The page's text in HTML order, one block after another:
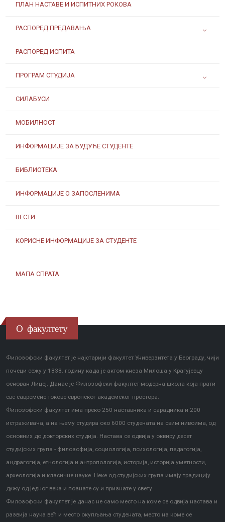
ПЛАН НАСТАВЕ И ИСПИТНИХ РОКОВА
РАСПОРЕД ПРЕДАВАЊА
РАСПОРЕД ИСПИТА
ПРОГРАМ СТУДИЈА
СИЛАБУСИ
МОБИЛНОСТ
ИНФОРМАЦИЈЕ ЗА БУДУЋЕ СТУДЕНТЕ
БИБЛИОТЕКА
ИНФОРМАЦИЈЕ О ЗАПОСЛЕНИМА
ВЕСТИ
КОРИСНЕ ИНФОРМАЦИЈЕ ЗА СТУДЕНТЕ
МАПА СПРАТА
О факултету
Филозофски факултет је најстарији факултет Универзитета у Београду, чији
почеци сежу у 1838. годину када је актом кнеза Милоша у Крагујевцу
основан Лицеј. Данас је Филозофски факултет модерна школа која прати
све савремене токове европског академског простора.
Филозофски факултет има преко 250 наставника и сарадника и 200
истраживача, а на њему студира око 6000 студената на свим нивоима, од
основних до докторских студија. Настава се одвија у оквиру десет
студијских група - филозофија, социологија, психологија, педагогија,
андрагогија, етнологија и антропологија, историја, историја уметности,
археологија и класичне науке. Неке од студијских група имају традицију
дужу од једног века и познате су и признате у свету.
Филозофски факултет је данас не само место на коме се одвија настава и
развија наука већ и место окупљања студената, место на коме се